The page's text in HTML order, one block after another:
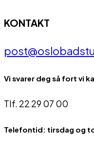
KONTAKT
Vi svarer deg så fort vi
Tlf. 22 29 07 00
Telefontid: tirsdag og